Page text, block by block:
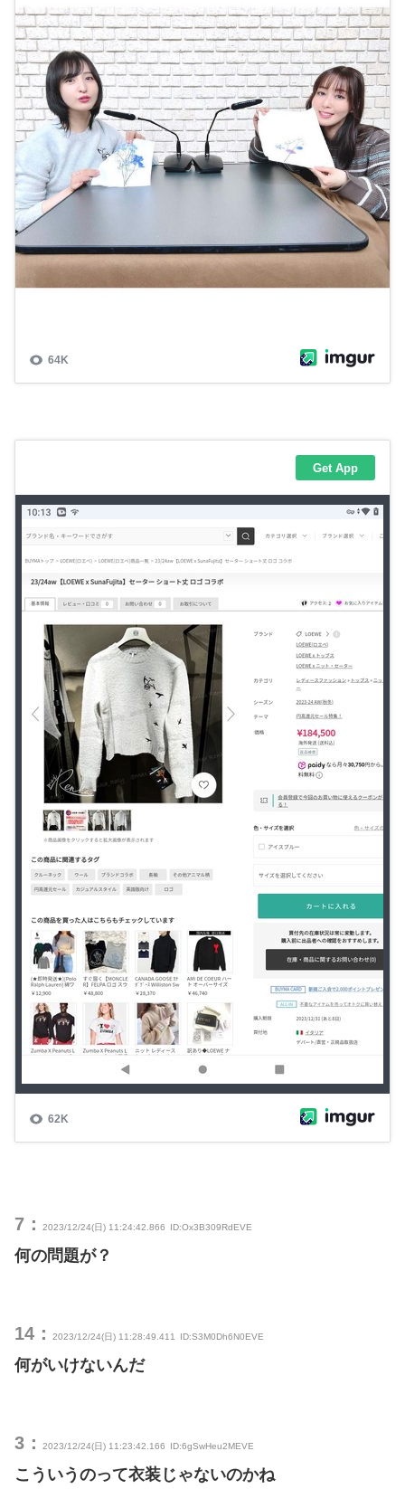
7： 2023/12/24(日) 11:24:42.866 ID:Ox3B309RdEVE
何の問題が？
14： 2023/12/24(日) 11:28:49.411 ID:S3M0Dh6N0EVE
何がいけないんだ
3： 2023/12/24(日) 11:23:42.166 ID:6gSwHeu2MEVE
こういうのって衣装じゃないのかね